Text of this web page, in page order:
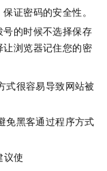
证密码的安全性。
的时候不选择保存
浏览器记住您的密
式很容易导致网站被
免黑客通过程序方式
议使